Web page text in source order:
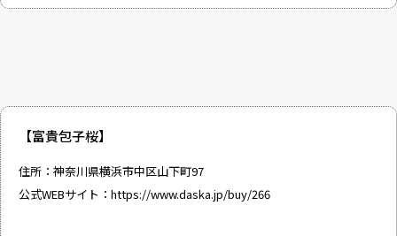
【富貴包子桜】
住所：神奈川県横浜市中区山下町97
公式WEBサイト： https://www.daska.jp/buy/266